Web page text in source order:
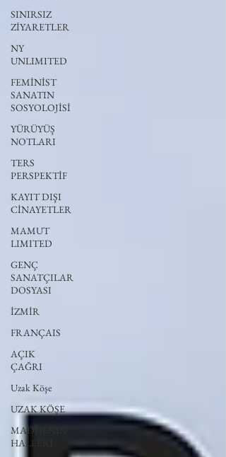
SINIRSIZ
ZİYARETLER
NY
UNLIMITED
FEMİNİST
SANATIN
SOSYOLOJİSİ
YÜRÜYÜŞ
NOTLARI
TERS
PERSPEKTİF
KAYIT DIŞI
CİNAYETLER
MAMUT
LIMITED
GENÇ
SANATÇILAR
DOSYASI
İZMİR
FRANÇAIS
AÇIK
ÇAĞRI
Uzak Köşe
UZAK KÖŞE
MADDENİN
HALLERİ